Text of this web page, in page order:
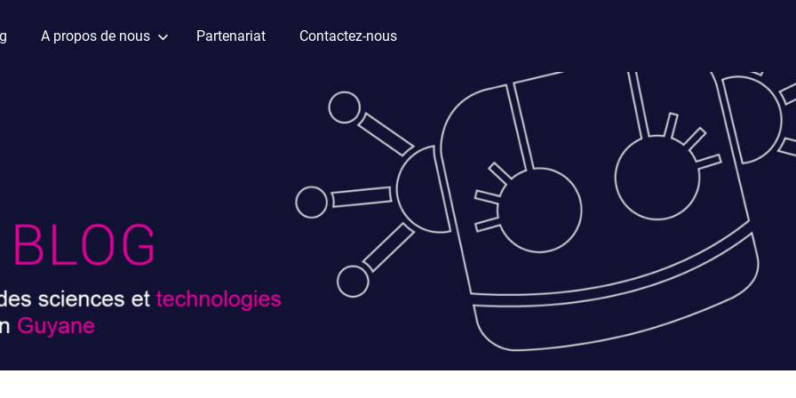
A propos de nous Partenariat Contactez-nous